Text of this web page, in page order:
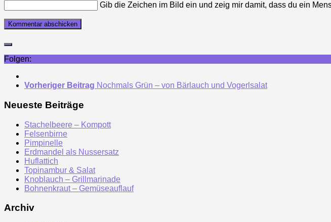
Gib die Zeichen im Bild ein und zeig mir damit, dass du ein
Folgen:
Vorheriger Beitrag Nochmals Grün – von Bärlauch und Vogerlsalat
Neueste Beiträge
Stachelbeere – Kompott
Felsenbirne
Pimpinelle
Erdmandel als Nussersatz
Huflattich
Topinambur & Salat
Knoblauch – Grillmarinade
Bohnenkraut – Gemüseauflauf
Archiv